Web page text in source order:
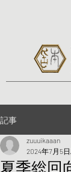
記事
夏季総回
zuuuikaaan
2024年7月5日